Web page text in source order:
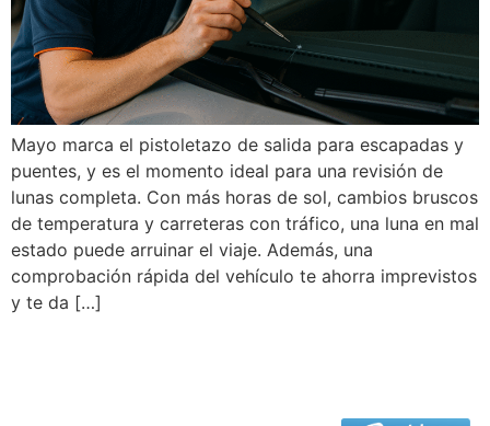
Mayo marca el pistoletazo de salida para escapadas y
puentes, y es el momento ideal para una revisión de
lunas completa. Con más horas de sol, cambios bruscos
de temperatura y carreteras con tráfico, una luna en mal
estado puede arruinar el viaje. Además, una
comprobación rápida del vehículo te ahorra imprevistos
y te da […]